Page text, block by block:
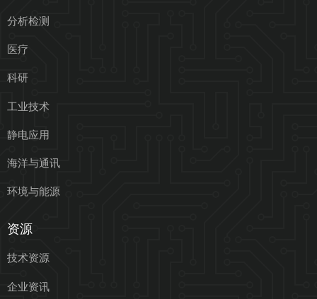
分析检测
医疗
科研
工业技术
静电应用
海洋与通讯
环境与能源
资源
技术资源
企业资讯